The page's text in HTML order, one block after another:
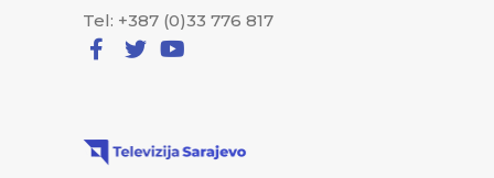
Tel: +387 (0)33 776 817